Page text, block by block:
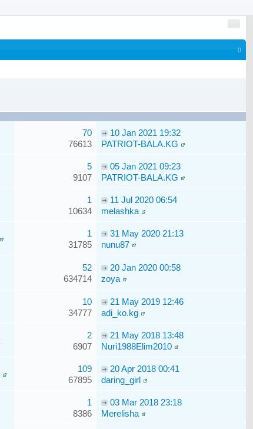
()
70
76613
10 Jan 2021 19:32
PATRIOT-BALA.KG
5
9107
05 Jan 2021 09:23
PATRIOT-BALA.KG
1
10634
11 Jul 2020 06:54
melashka
1
31785
31 May 2020 21:13
nunu87
52
634714
20 Jan 2020 00:58
zoya
10
34777
21 May 2019 12:46
adi_ko.kg
2
6907
21 May 2018 13:48
Nuri1988Elim2010
109
67895
20 Apr 2018 00:41
daring_girl
1
8386
03 Mar 2018 23:18
Merelisha